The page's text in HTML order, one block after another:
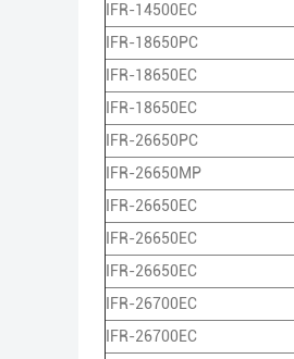
IFR-14500EC
IFR-18650PC
IFR-18650EC
IFR-18650EC
IFR-26650PC
IFR-26650MP
IFR-26650EC
IFR-26650EC
IFR-26650EC
IFR-26700EC
IFR-26700EC